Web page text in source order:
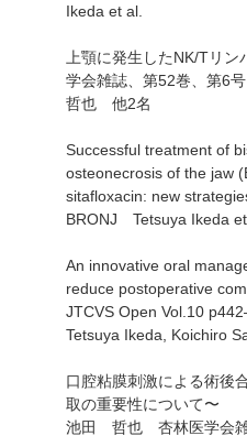
Ikeda et al.
上顎に発生したNK/Tリ
学会雑誌、第52巻、第6
哲也 他2名
Successful treatment of
osteonecrosis of the jaw
sitafloxacin: new
BRONJ Tetsuya Ikeda
An innovative oral
reduce postoperative
JTCVS Open Vol.10
Tetsuya Ikeda, Koichiro
口腔粘膜刺激による術後
取の重要性について〜
池田 哲也 杏林医学会